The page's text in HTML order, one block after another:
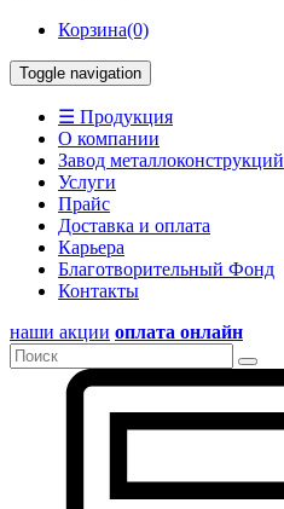
Корзина(0)
Toggle navigation
☰ Продукция
О компании
Завод металлоконструкций
Услуги
Прайс
Доставка и оплата
Карьера
Благотворительный Фонд
Контакты
наши акции оплата онлайн